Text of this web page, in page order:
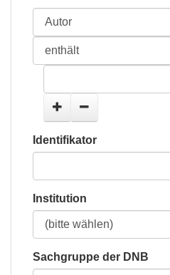
Identifikator
Institution
Sachgruppe der DNB